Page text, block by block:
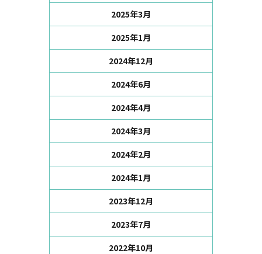
2025年3月
2025年1月
2024年12月
2024年6月
2024年4月
2024年3月
2024年2月
2024年1月
2023年12月
2023年7月
2022年10月